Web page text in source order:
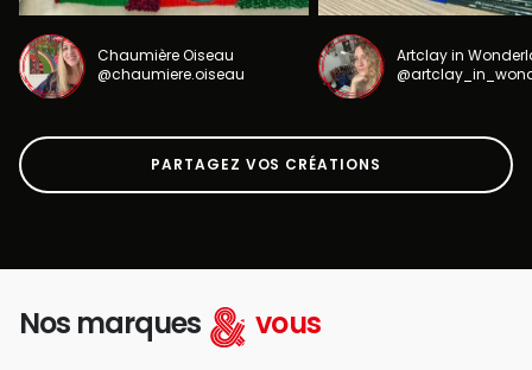
Chaumière Oiseau
@chaumiere.oiseau
Artclay in
PARTAGEZ VOS CRÉATIONS
Nos marques vous